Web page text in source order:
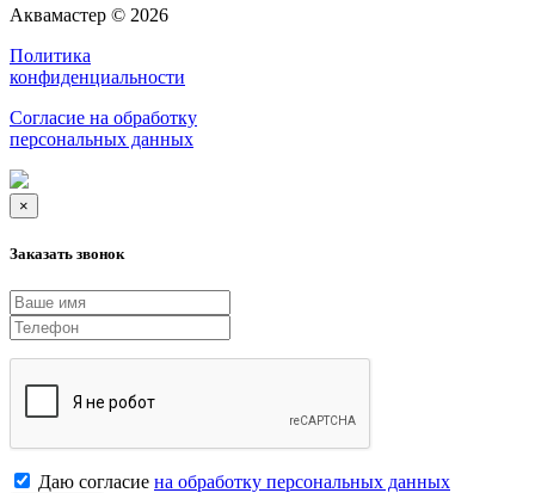
Аквамастер © 2026
Политика
конфиденциальности
Согласие на обработку
персональных данных
×
Заказать звонок
Даю согласие на обработку персональных данных